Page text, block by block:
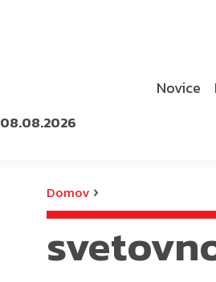
08.08.2026
Novice
Domov ›